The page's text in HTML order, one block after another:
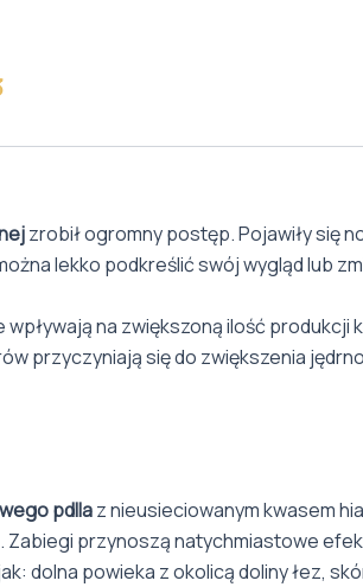
zrobił ogromny postęp. Pojawiły się
lekko podkreślić swój wygląd lub
na zwiększoną ilość
przyczyniają się do zwiększenia
pdllaz nieusieciowanym kwasem
Zabiegi przynoszą natychmiastowe
dolna powieka z okolicą doliny łez,